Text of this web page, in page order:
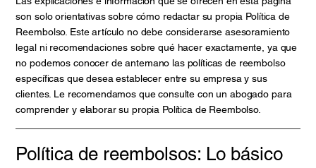
son solo orientativas sobre cómo redactar su propia Política de
Reembolso. Este artículo no debe considerarse asesoramiento
legal ni recomendaciones sobre qué hacer exactamente, ya que
no podemos conocer de antemano las políticas de reembolso
específicas que desea establecer entre su empresa y sus
clientes. Le recomendamos que consulte con un abogado para
comprender y elaborar su propia Política de Reembolso.
Política de reembolsos: Lo básico